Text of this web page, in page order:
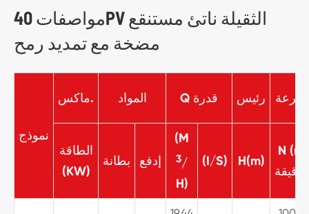
مواصفات 40PV الثقيلة ناتئ مستنقع
مضخة مع تمديد رمح
نموذج
ماكس. المواد Q قدرة رئيس سرعة
الطاقة
(KW)
بطانة إدفع
(M
3/
H)
(I/S) H(m)
N (r/